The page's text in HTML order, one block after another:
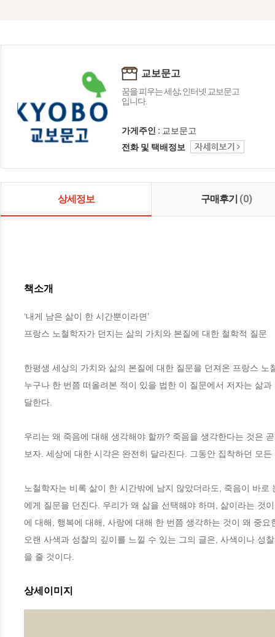
교보문고
꿈을 피우는 세상, 인터넷 교보문고
입니다.
가게주인 : 교보문고
전화 및 택배정보
상세정보 구매후기 (0)
책소개
‘내게 남은 삶이 한 시간뿐이라면’
프랑스 노철학자가 던지는 삶의 가치와 본질에 대한 철학적 질문
한평생 세상의 가치와 삶의 본질에 대한 질문을 던져온 프랑스
누구나 한 번쯤 떠올려본 적이 있을 법한 이 질문에서 저자는 삶
달한다.
우리는 왜 죽음에 대해 생각해야 할까? 죽음을 생각한다는 것은
보자. 세상에 대한 시각은 완전히 달라진다. 그동안 집착하던 모
노철학자는 비록 삶이 한 시간밖에 남지 않았더라도, 죽음이 바
에게 질문을 던진다. 우리가 왜 삶을 선택해야 하며, 삶이라는 것
에 대해, 행복에 대해, 사랑에 대해 한 번쯤 생각하는 것이 왜 중요
오랜 사색과 성찰의 깊이를 느낄 수 있는 그의 글은, 사색이나 성
을 줄 것이다.
상세이미지